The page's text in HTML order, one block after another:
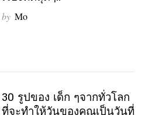
by Mo
30 รูปของ เด็ก ๆจากทั่วโลก